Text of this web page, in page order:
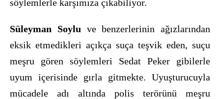
söylemlerle karşımıza çıkabiliyor.
Süleyman Soylu ve benzerlerinin ağızlarından
eksik etmedikleri açıkça suça teşvik eden, suçu
meşru gören söylemleri Sedat Peker gibilerle
uyum içerisinde gırla gitmekte. Uyuşturucuyla
mücadele adı altında polis terörünü meşru